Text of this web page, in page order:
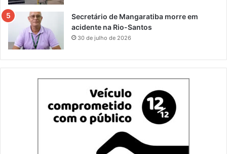
Secretário de Mangaratiba morre em
acidente na Rio-Santos
30 de julho de 2026